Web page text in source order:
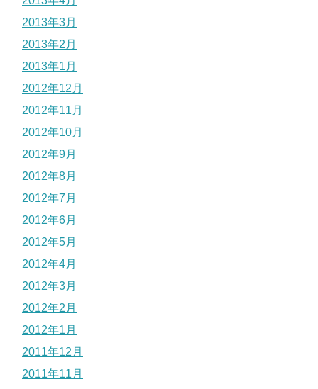
2013年3月
2013年2月
2013年1月
2012年12月
2012年11月
2012年10月
2012年9月
2012年8月
2012年7月
2012年6月
2012年5月
2012年4月
2012年3月
2012年2月
2012年1月
2011年12月
2011年11月